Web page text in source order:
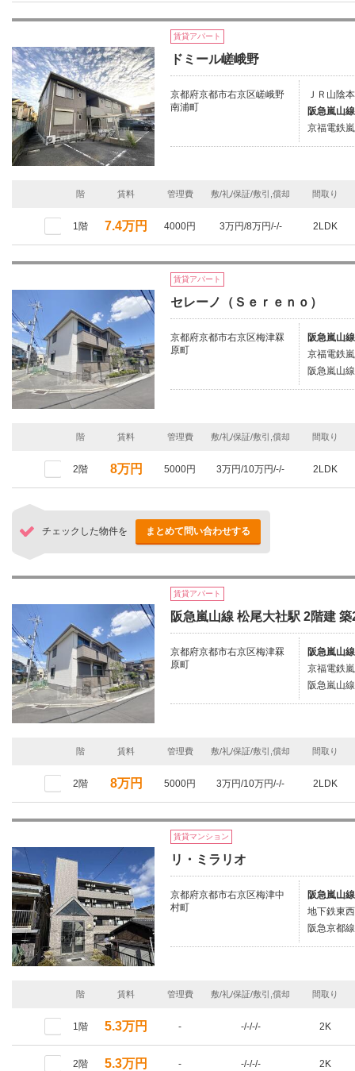
賃貸アパート
ドミール嵯峨野
京都府京都市右京区嵯峨野
南浦町
ＪＲ山陰
阪急嵐山
京福電鉄
階 賃料 管理費 敷/礼/保証/敷引,償却 間取り
1階 7.4万円 4000円 3万円/8万円/-/- 2LDK
賃貸アパート
セレーノ（Ｓｅｒｅｎｏ）
京都府京都市右京区梅津罧
原町
阪急嵐山
京福電鉄
阪急嵐山
階 賃料 管理費 敷/礼/保証/敷引,償却 間取り
2階 8万円 5000円 3万円/10万円/-/- 2LDK
チェックした物件を まとめて問い合わせする
賃貸アパート
阪急嵐山線 松尾大社駅 2階建 築
京都府京都市右京区梅津罧
原町
阪急嵐山
京福電鉄
阪急嵐山
階 賃料 管理費 敷/礼/保証/敷引,償却 間取り
2階 8万円 5000円 3万円/10万円/-/- 2LDK
賃貸マンション
リ・ミラリオ
京都府京都市右京区梅津中
村町
阪急嵐山
地下鉄東
阪急京都
階 賃料 管理費 敷/礼/保証/敷引,償却 間取り
1階 5.3万円 - -/-/-/- 2K
2階 5.3万円 - -/-/-/- 2K